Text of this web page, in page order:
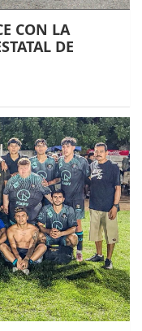
CON LA
DE